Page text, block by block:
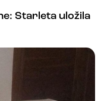
Starleta uložila